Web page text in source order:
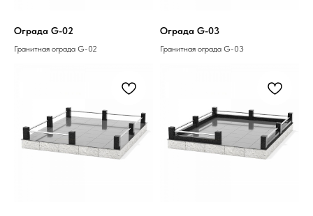
Ограда G-02
Гранитная ограда G-02
Ограда G-03
Гранитная ограда G-03